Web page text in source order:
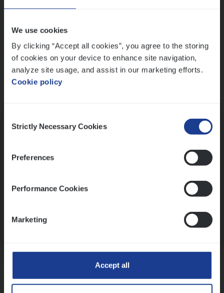
We use cookies
By clicking “Accept all cookies”, you agree to the storing
of cookies on your device to enhance site navigation,
analyze site usage, and assist in our marketing efforts.
Cookie policy
Selection
Strictly Necessary Cookies
Preferences
Performance Cookies
Marketing
Accept all